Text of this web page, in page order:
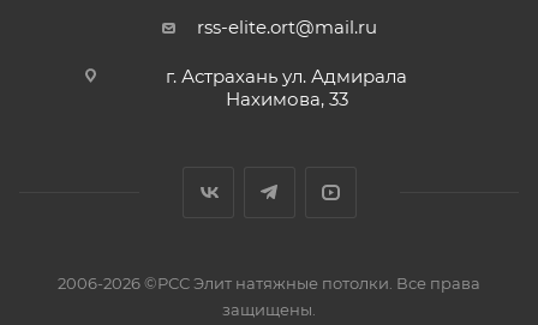
rss-elite.ort@mail.ru
г. Астрахань ул. Адмирала
Нахимова, 33
2006-2026 ©РСС Элит натяжные потолки. Все права
защищены.